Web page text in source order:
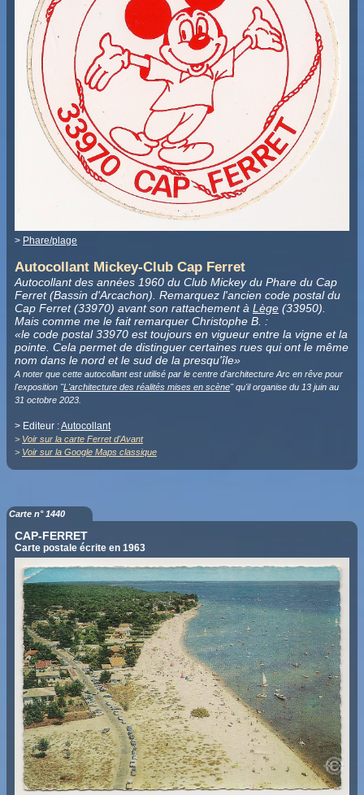
> Phare/plage
Autocollant Mickey-Club Cap Ferret
Autocollant des années 1960 du Club Mickey du Phare du Cap
Ferret (Bassin d'Arcachon). Remarquez l'ancien code postal du
Cap Ferret (33970) avant son rattachement à Lège (33950).
Mais comme me le fait remarquer Christophe B. :
«le code postal 33970 est toujours en vigueur entre la vigne et la
pointe. Cela permet de distinguer certaines rues qui ont le même
nom dans le nord et le sud de la presqu'île»
A noter que cette autocollant est utilisé par le centre d'architecture Arc en rêve pour
l'exposition "L'architecture des réalités mises en scène" qu'il organise du 13 juin au
31 octobre 2023.
> Editeur :Autocollant
> Voir sur la carte Ferret d'Avant
> Voir sur la Google Maps classique
Carte n° 1440
CAP-FERRET
Carte postale écrite en 1963